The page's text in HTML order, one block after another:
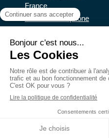
France
Afficher le téléphone
Demander un devis
©2016 ALS GAZ - Plomberie -
Ce site a été proposé par la